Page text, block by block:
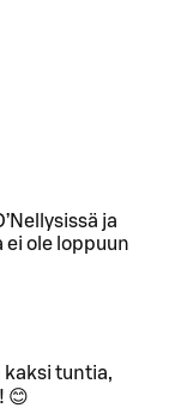
ja
ole loppuun
kaksi tuntia,
😊